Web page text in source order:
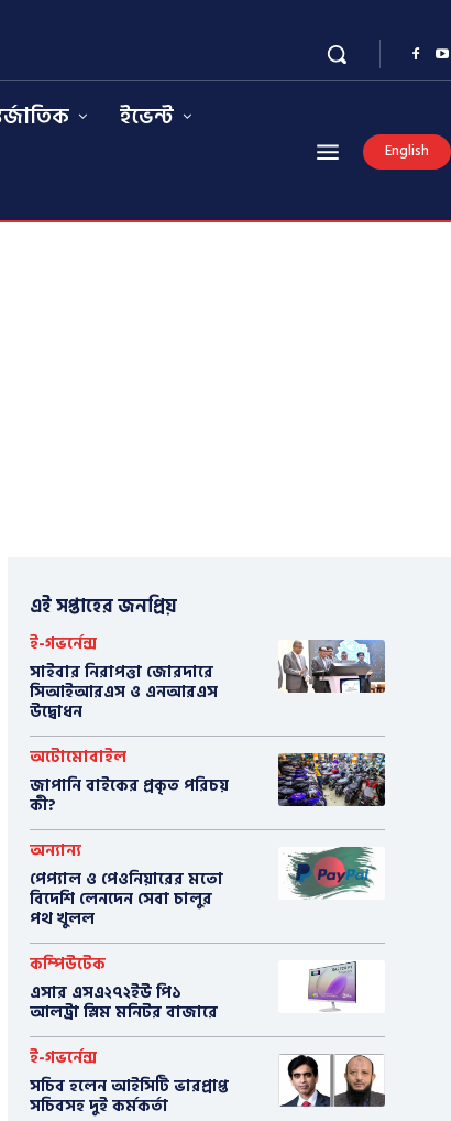
ইভেন্ট
English
এই সপ্তাহের জনপ্রিয়
ই-গভর্নেন্স
সাইবার নিরাপত্তা জোরদারে
সিআইআরএস ও এনআরএস
উদ্বোধন
অটোমোবাইল
​জাপানি বাইকের প্রকৃত পরিচয়
কী?
অন্যান্য
পেপ্যাল ও পেওনিয়ারের মতো
বিদেশি লেনদেন সেবা চালুর
পথ খুলল
কম্পিউটেক
এসার এসএ২৭২ইউ পি১
আলট্রা স্লিম মনিটর বাজারে
ই-গভর্নেন্স
সচিব হলেন আইসিটি ভারপ্রাপ্ত
সচিবসহ দুই কর্মকর্তা